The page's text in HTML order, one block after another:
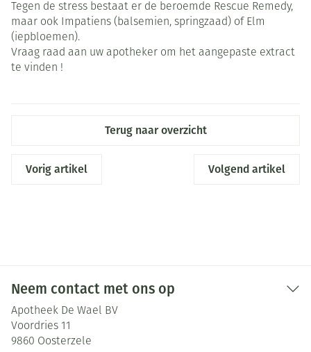
Tegen de stress bestaat er de beroemde Rescue Remedy,
maar ook Impatiens (balsemien, springzaad) of Elm
(iepbloemen).
Vraag raad aan uw apotheker om het aangepaste extract
te vinden !
Terug naar overzicht
Vorig artikel Volgend artikel
Neem contact met ons op
Apotheek De Wael BV
Voordries 11
9860 Oosterzele